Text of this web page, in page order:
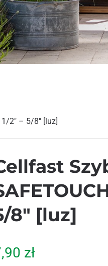
2″ – 5/8″ [luz]
8″ [luz]
zł